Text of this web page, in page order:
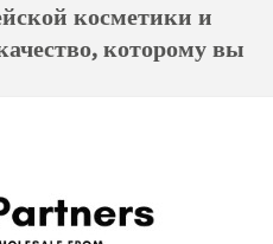
косметики и
которому вы